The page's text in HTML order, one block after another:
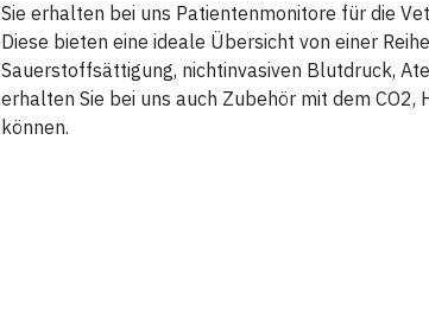
Sie erhalten bei uns Patientenmonitore für die
Diese bieten eine ideale Übersicht von einer
Sauerstoffsättigung, nichtinvasiven Blutdruck,
erhalten Sie bei uns auch Zubehör mit dem
können.